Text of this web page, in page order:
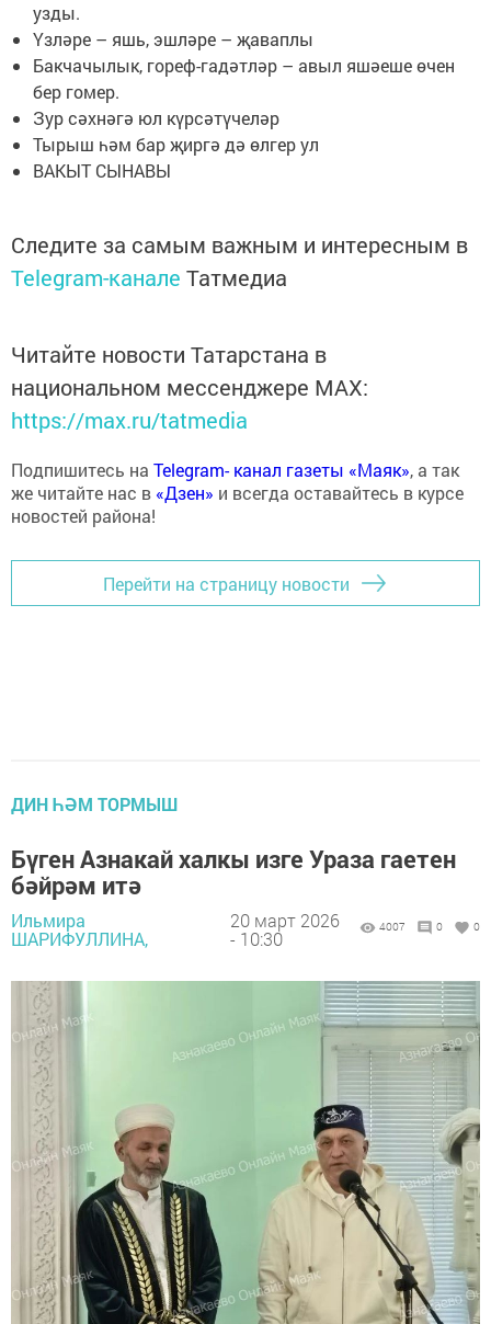
узды.
Үзләре – яшь, эшләре – җаваплы
Бакчачылык, гореф-гадәтләр – авыл яшәеше өчен
бер гомер.
Зур сәхнәгә юл күрсәтүчеләр
Тырыш һәм бар җиргә дә өлгер ул
ВАКЫТ СЫНАВЫ
Следите за самым важным и интересным в
Telegram-канале Татмедиа
Читайте новости Татарстана в
национальном мессенджере MАХ:
https://max.ru/tatmedia
Подпишитесь на Telegram- канал газеты «Маяк», а так
же читайте нас в «Дзен» и всегда оставайтесь в курсе
новостей района!
Перейти на страницу новости
ДИН ҺӘМ ТОРМЫШ
Бүген Азнакай халкы изге Ураза гаетен
бәйрәм итә
Ильмира
ШАРИФУЛЛИНА,
20 март 2026
- 10:30
4007 0 0